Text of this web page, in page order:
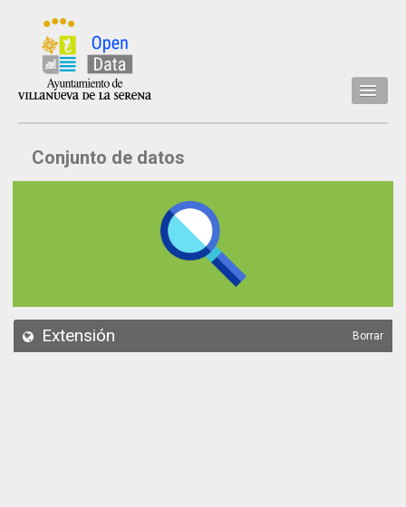
Inicio
Datos
API
Conjunto de datos
Extensión Borrar